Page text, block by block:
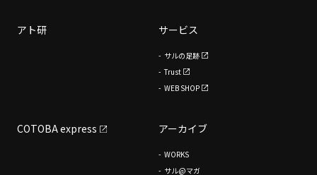
アト研 サービス
サルの足跡
Trust
WEB SHOP
COTOBA express アーカイブ
WORKS
サル@マガ